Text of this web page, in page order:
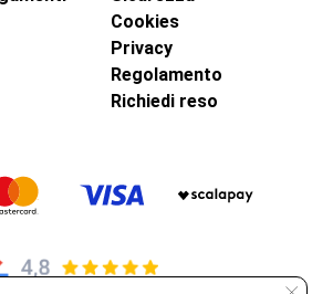
Cookies
Privacy
Regolamento
Richiedi reso